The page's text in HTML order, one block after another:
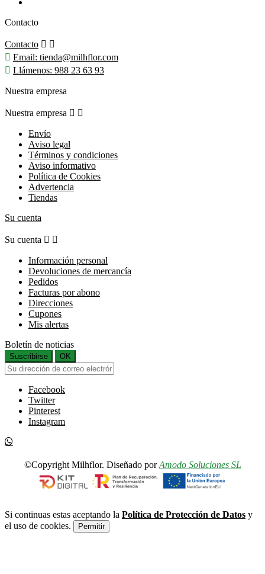
Contacto
Contacto  
 Email: tienda@milhflor.com
 Llámenos: 988 23 63 93
Nuestra empresa
Nuestra empresa  
Envío
Aviso legal
Términos y condiciones
Aviso informativo
Política de Cookies
Advertencia
Tiendas
Su cuenta
Su cuenta  
Información personal
Devoluciones de mercancía
Pedidos
Facturas por abono
Direcciones
Cupones
Mis alertas
Boletín de noticias
Suscribirse OK
Facebook
Twitter
Pinterest
Instagram
©Copyright Milhflor. Diseñado porAmodo Soluciones SL
Si continuas estas aceptando la Política de Protección de Datos y
el uso de cookies.
Permitir